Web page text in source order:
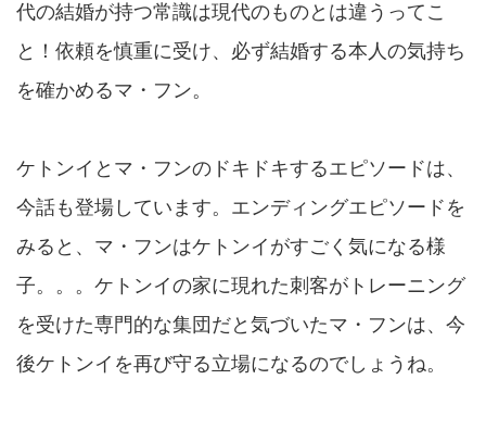
代の結婚が持つ常識は現代のものとは違うってこ
と！依頼を慎重に受け、必ず結婚する本人の気持ち
を確かめるマ・フン。
ケトンイとマ・フンのドキドキするエピソードは、
今話も登場しています。エンディングエピソードを
みると、マ・フンはケトンイがすごく気になる様
子。。。ケトンイの家に現れた刺客がトレーニング
を受けた専門的な集団だと気づいたマ・フンは、今
後ケトンイを再び守る立場になるのでしょうね。